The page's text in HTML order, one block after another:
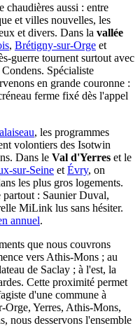
chaudières aussi : entre
et villes nouvelles, les
et divers. Dans la vallée
, Brétigny-sur-Orge et
guerre tournent surtout avec
Spécialiste
en grande couronne :
ferme fixé dès l'appel
, les programmes
volontiers des Isotwin
Dans le Val d'Yerres et le
sur-Seine et Évry, on
les plus gros logements.
partout : Saunier Duval,
MiLink lus sans hésiter.
annuel.
que nous couvrons
vers Athis-Mons ; au
de Saclay ; à l'est, la
Cette proximité permet
d'une commune à
Orge, Yerres, Athis-Mons,
nous desservons l'ensemble